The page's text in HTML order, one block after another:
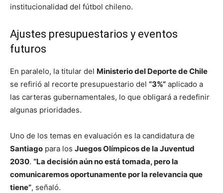
institucionalidad del fútbol chileno.
Ajustes presupuestarios y eventos
futuros
En paralelo, la titular del Ministerio del Deporte de Chile
se refirió al recorte presupuestario del “3%” aplicado a
las carteras gubernamentales, lo que obligará a redefinir
algunas prioridades.
Uno de los temas en evaluación es la candidatura de
Santiago para los Juegos Olímpicos de la Juventud
2030. “La decisión aún no está tomada, pero la
comunicaremos oportunamente por la relevancia que
tiene”, señaló.